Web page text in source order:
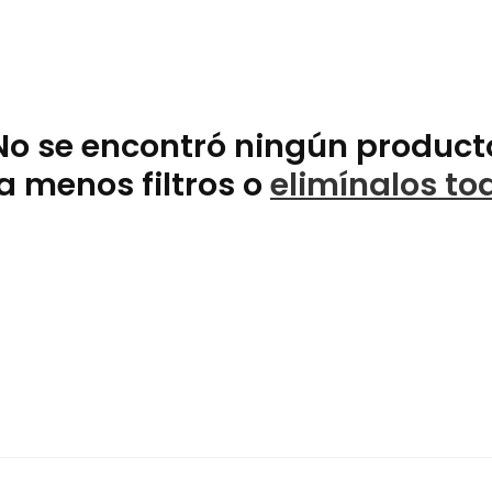
se encontró ningún
menos filtros o elimínalos